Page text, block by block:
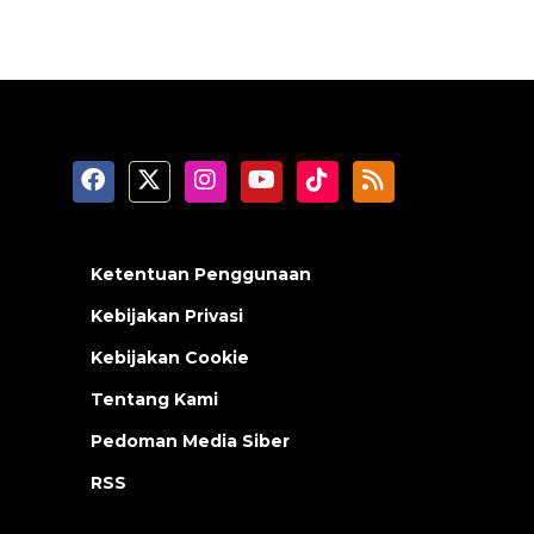
Ketentuan Penggunaan
Kebijakan Privasi
Kebijakan Cookie
Tentang Kami
Pedoman Media Siber
RSS